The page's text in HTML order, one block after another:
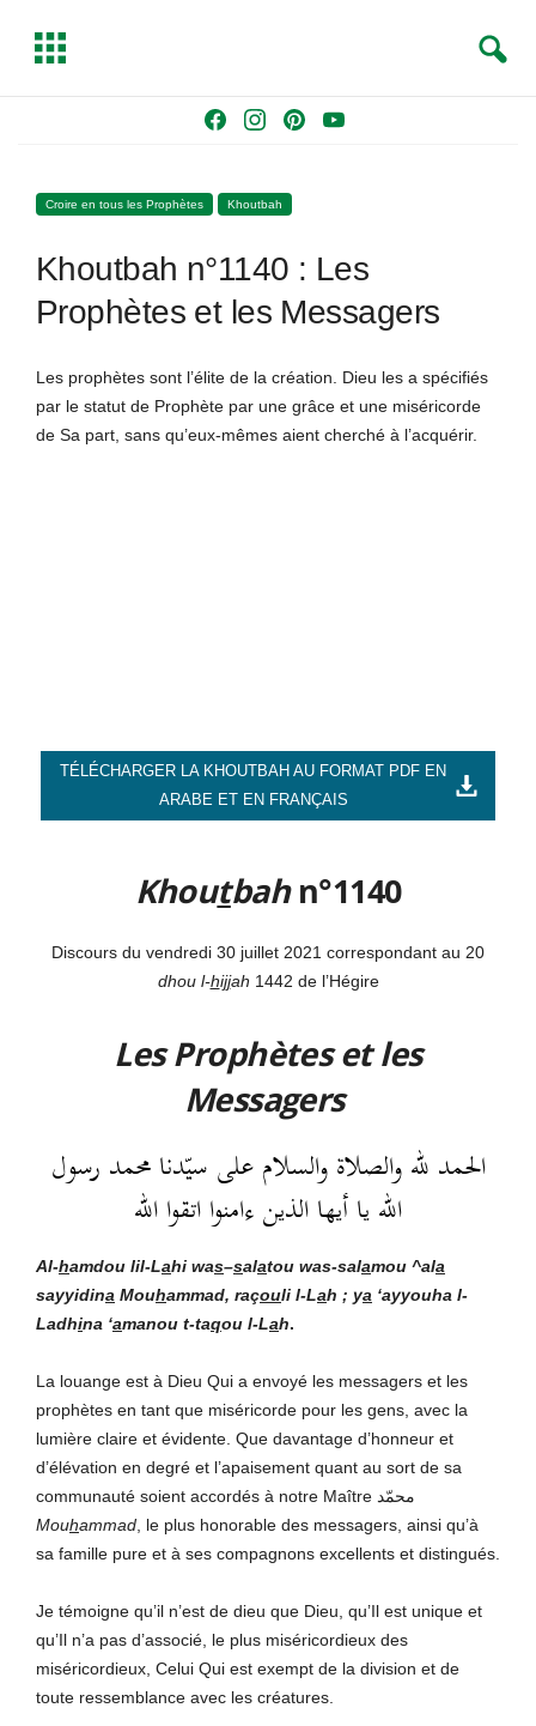
e
o
k
t
g
a
s
Y
b
T
g
e
a
Croire en tous les Prophètes Khoutbah
Khoutbah n°1140 : Les
Prophètes et les Messagers
Les prophètes sont l’élite de la création. Dieu les a spécifiés
par le statut de Prophète par une grâce et une miséricorde
de Sa part, sans qu’eux-mêmes aient cherché à l’acquérir.
TÉLÉCHARGER LA KHOUTBAH AU FORMAT PDF EN
ARABE ET EN FRANÇAIS
Khoutbahn°1140
Discours du vendredi 30 juillet 2021 correspondant au 20
dhou l-hijjah 1442 de l’Hégire
Les Prophètes et les
Messagers
الحمد لله والصلاة والسلام على سيّدنا محمد رسول
الله يا أيها الذين ءامنوا اتقوا الله
Al-hamdou lil-Lahi was–salatou was-salamou ^ala
sayyidina Mouhammad, raçouli l-Lah ; ya ‘ayyouha l-
Ladhina ‘amanou t-taqou l-Lah.
La louange est à Dieu Qui a envoyé les messagers et les
prophètes en tant que miséricorde pour les gens, avec la
lumière claire et évidente. Que davantage d’honneur et
d’élévation en degré et l’apaisement quant au sort de sa
communauté soient accordés à notre Maître محمّد
Mouhammad , le plus honorable des messagers, ainsi qu’à
sa famille pure et à ses compagnons excellents et distingués.
Je témoigne qu’il n’est de dieu que Dieu, qu’Il est unique et
qu’Il n’a pas d’associé, le plus miséricordieux des
miséricordieux, Celui Qui est exempt de la division et de
toute ressemblance avec les créatures.